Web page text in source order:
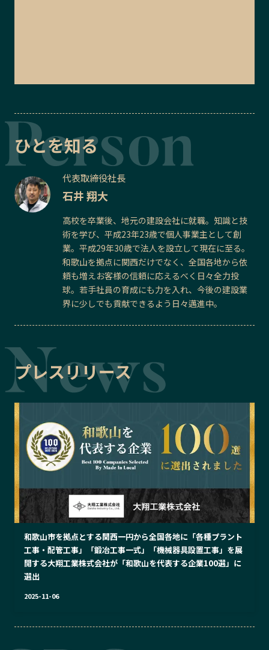
ひとを知る
代表取締役社長
石井 翔大
高校を卒業後、地元の建設会社に就職。知識と技
術を学び、平成23年23歳で個人事業主として創
業。平成29年30歳で法人を設立して現在に至る。
和歌山を拠点に関西だけでなく、全国各地から依
頼も増えお客様の信頼に応えるべく日々全力投
球。若手社員の育成にも力を入れ、今後の建設業
界に少しでも貢献できるよう日々邁進中。
プレスリリース
和歌山市を拠点とする関西一円から全国各地に「各種プラント
工事・配管工事」「鍛冶工事一式」「機械器具設置工事」を展
開する大翔工業株式会社が「和歌山を代表する企業100選」に
選出
2025-11-06